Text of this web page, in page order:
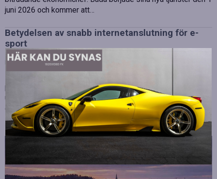
juni 2026 och kommer att…
Betydelsen av snabb internetanslutning för e-
sport
Publiceradjuli 10, 2026
professionell disciplin där varje millisekund kan avgöra
utgången av en tävling. Spelare lägger stor vikt vid hårdvara
och spelmekaniker, men…